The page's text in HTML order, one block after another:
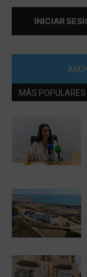
INICIAR
MÁS POPULARES